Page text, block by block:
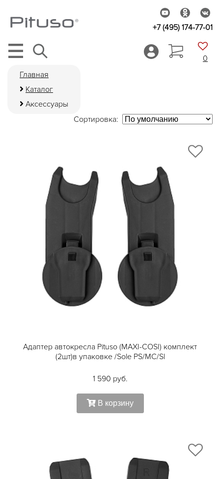
+7 (495) 174-77-01
0
Главная
Каталог
Аксессуары
Сортировка:
Адаптер автокресла Pituso (MAXI-COSI) комплект
(2шт)в упаковке /Sole PS/MC/Sl
1 590 руб.
В корзину